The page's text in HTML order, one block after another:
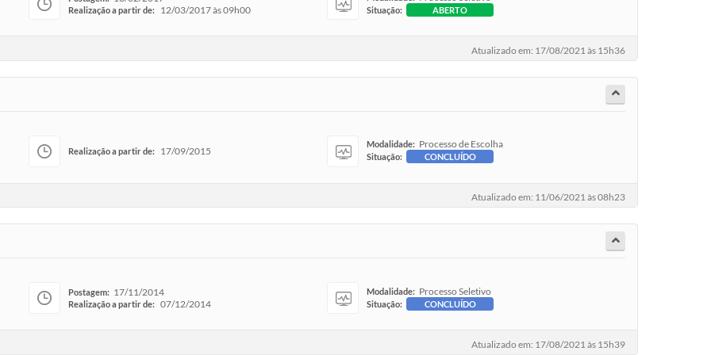
Realização a partir de: 12/03/2017 às 09h00 Situação: ABERTO
Atualizado em: 17/08/2021 às 15h36
Realização a partir de: 17/09/2015
Modalidade: Processo de Escolha
Situação: CONCLUÍDO
Atualizado em: 11/06/2021 às 08h23
Postagem: 17/11/2014
Realização a partir de: 07/12/2014
Modalidade: Processo Seletivo
Situação: CONCLUÍDO
Atualizado em: 17/08/2021 às 15h39